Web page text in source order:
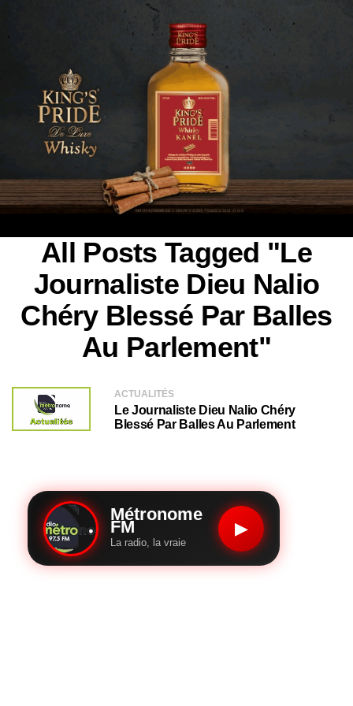
All Posts Tagged "Le
Journaliste Dieu Nalio
Chéry Blessé Par Balles
Au Parlement"
ACTUALITÉS
Le Journaliste Dieu Nalio Chéry
Blessé Par Balles Au Parlement
Métronome
FM
La radio, la vraie
▶